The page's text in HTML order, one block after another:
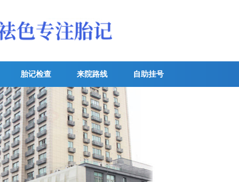
胎记检查 来院路线 自助挂号